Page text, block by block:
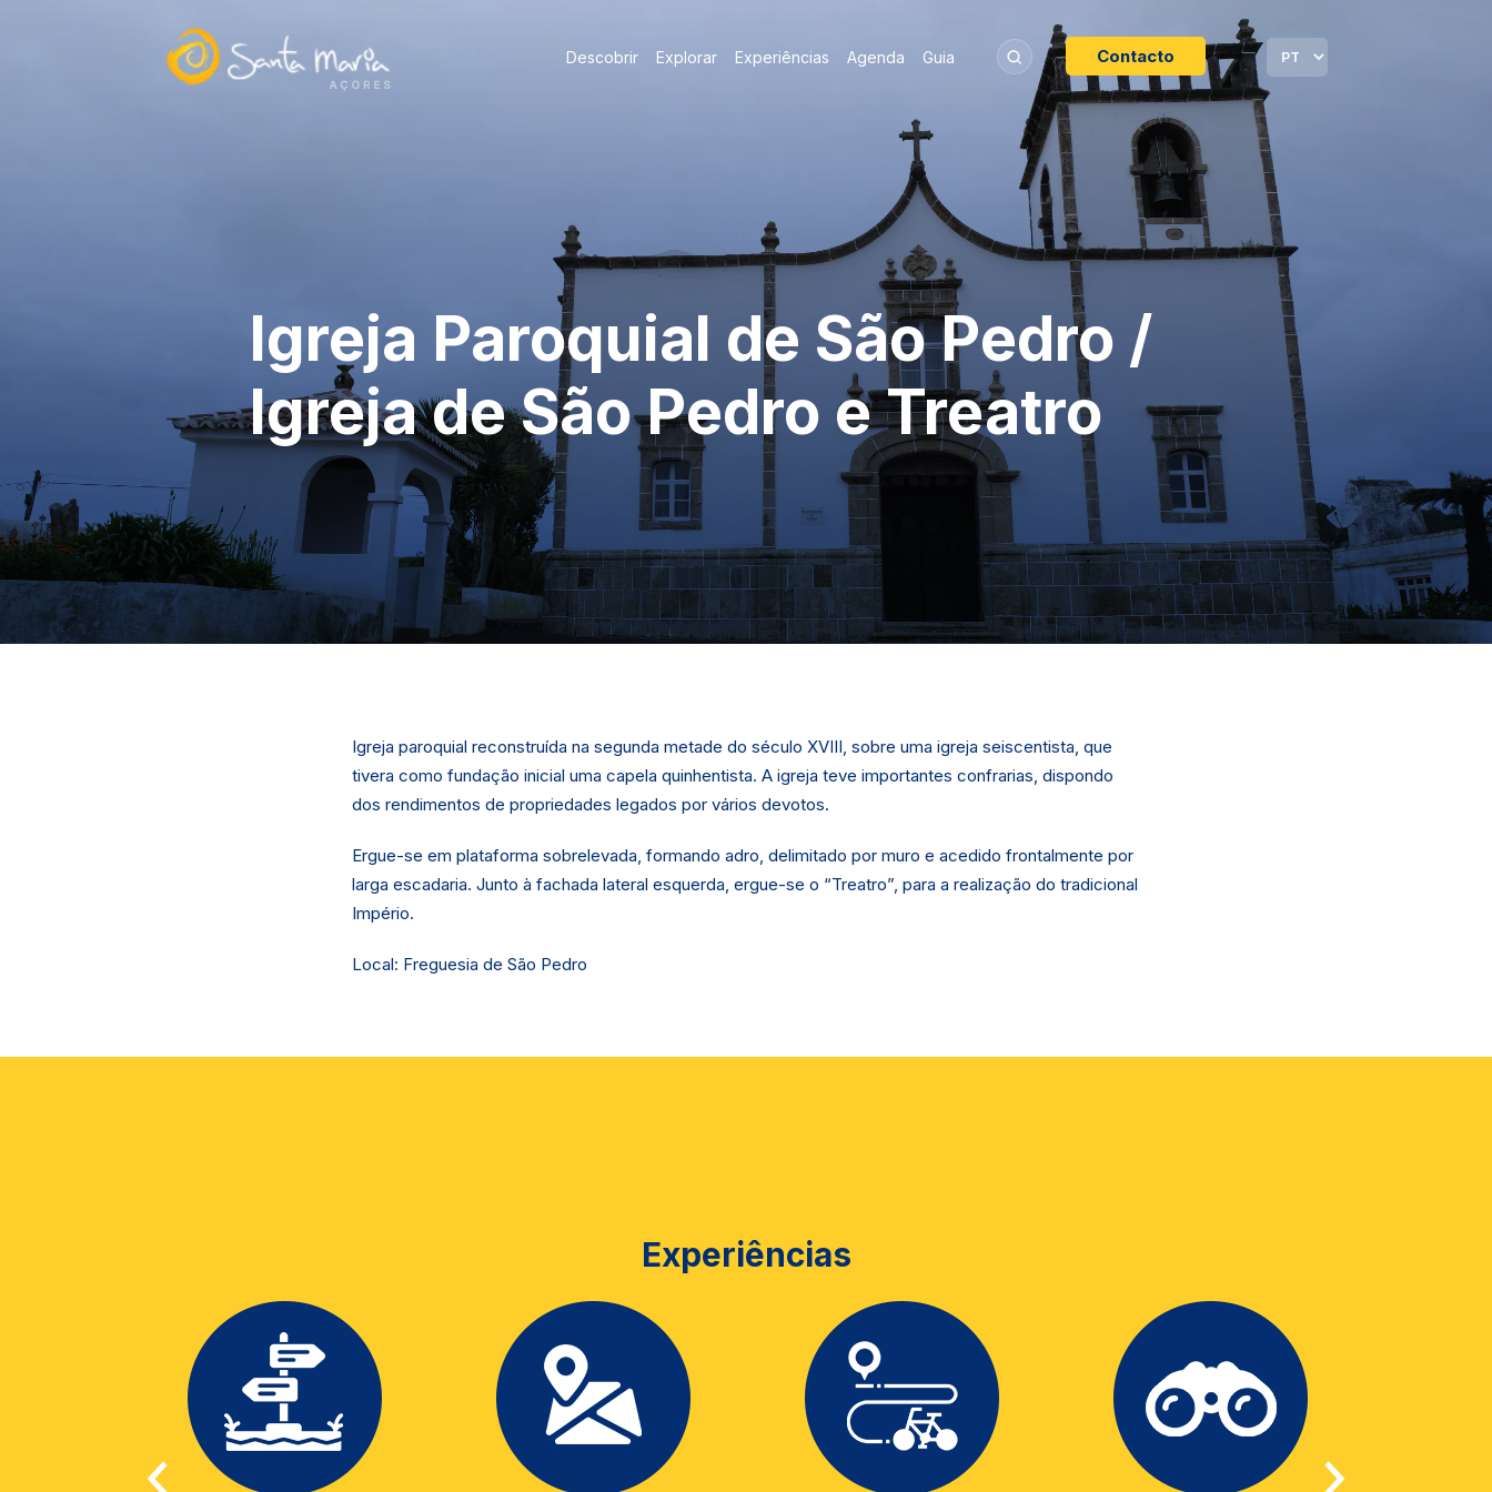
Descobrir Explorar Experiências Agenda Guia Contacto
Igreja Paroquial de São Pedro /
Igreja de São Pedro e Treatro
Igreja paroquial reconstruída na segunda metade do século XVIII, sobre uma igreja seiscentista, que
tivera como fundação inicial uma capela quinhentista. A igreja teve importantes confrarias, dispondo
dos rendimentos de propriedades legados por vários devotos.
Ergue-se em plataforma sobrelevada, formando adro, delimitado por muro e acedido frontalmente por
larga escadaria. Junto à fachada lateral esquerda, ergue-se o “Treatro”, para a realização do tradicional
Império.
Local: Freguesia de São Pedro
Experiências